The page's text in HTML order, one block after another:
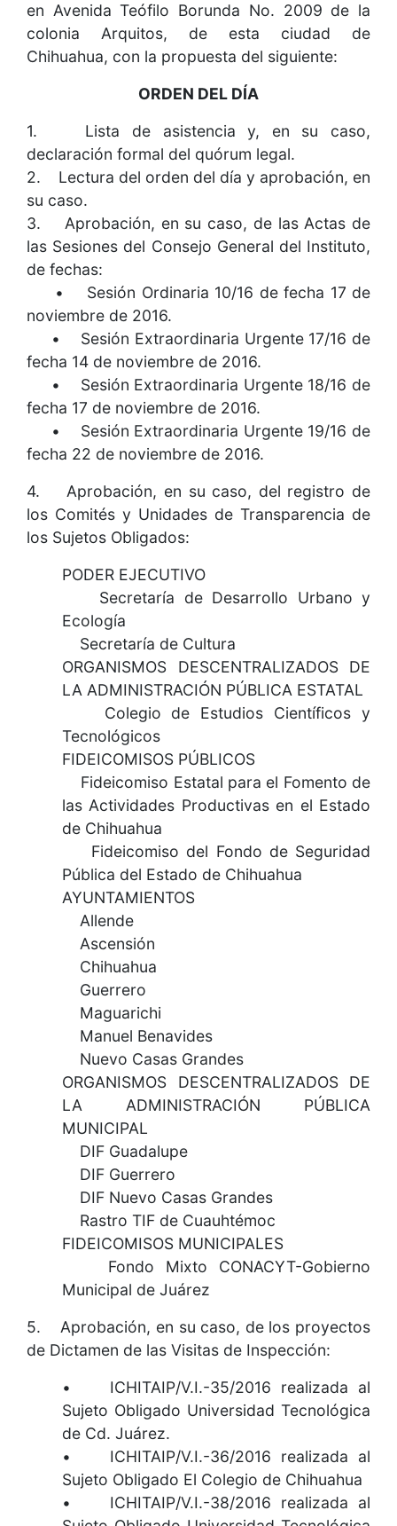
en Avenida Teófilo Borunda No. 2009 de la
colonia Arquitos, de esta ciudad de
Chihuahua, con la propuesta del siguiente:
ORDEN DEL DÍA
1. Lista de asistencia y, en su caso,
declaración formal del quórum legal.
2. Lectura del orden del día y aprobación, en
su caso.
3. Aprobación, en su caso, de las Actas de
las Sesiones del Consejo General del Instituto,
de fechas:
• Sesión Ordinaria 10/16 de fecha 17 de
noviembre de 2016.
• Sesión Extraordinaria Urgente 17/16 de
fecha 14 de noviembre de 2016.
• Sesión Extraordinaria Urgente 18/16 de
fecha 17 de noviembre de 2016.
• Sesión Extraordinaria Urgente 19/16 de
fecha 22 de noviembre de 2016.
4. Aprobación, en su caso, del registro de
los Comités y Unidades de Transparencia de
los Sujetos Obligados:
PODER EJECUTIVO
Secretaría de Desarrollo Urbano y
Ecología
Secretaría de Cultura
ORGANISMOS DESCENTRALIZADOS DE
LA ADMINISTRACIÓN PÚBLICA ESTATAL
Colegio de Estudios Científicos y
Tecnológicos
FIDEICOMISOS PÚBLICOS
Fideicomiso Estatal para el Fomento de
las Actividades Productivas en el Estado
de Chihuahua
Fideicomiso del Fondo de Seguridad
Pública del Estado de Chihuahua
AYUNTAMIENTOS
Allende
Ascensión
Chihuahua
Guerrero
Maguarichi
Manuel Benavides
Nuevo Casas Grandes
ORGANISMOS DESCENTRALIZADOS DE
LA ADMINISTRACIÓN PÚBLICA
MUNICIPAL
DIF Guadalupe
DIF Guerrero
DIF Nuevo Casas Grandes
Rastro TIF de Cuauhtémoc
FIDEICOMISOS MUNICIPALES
Fondo Mixto CONACYT-Gobierno
Municipal de Juárez
5. Aprobación, en su caso, de los proyectos
de Dictamen de las Visitas de Inspección:
• ICHITAIP/V.I.-35/2016 realizada al
Sujeto Obligado Universidad Tecnológica
de Cd. Juárez.
• ICHITAIP/V.I.-36/2016 realizada al
Sujeto Obligado El Colegio de Chihuahua
• ICHITAIP/V.I.-38/2016 realizada al